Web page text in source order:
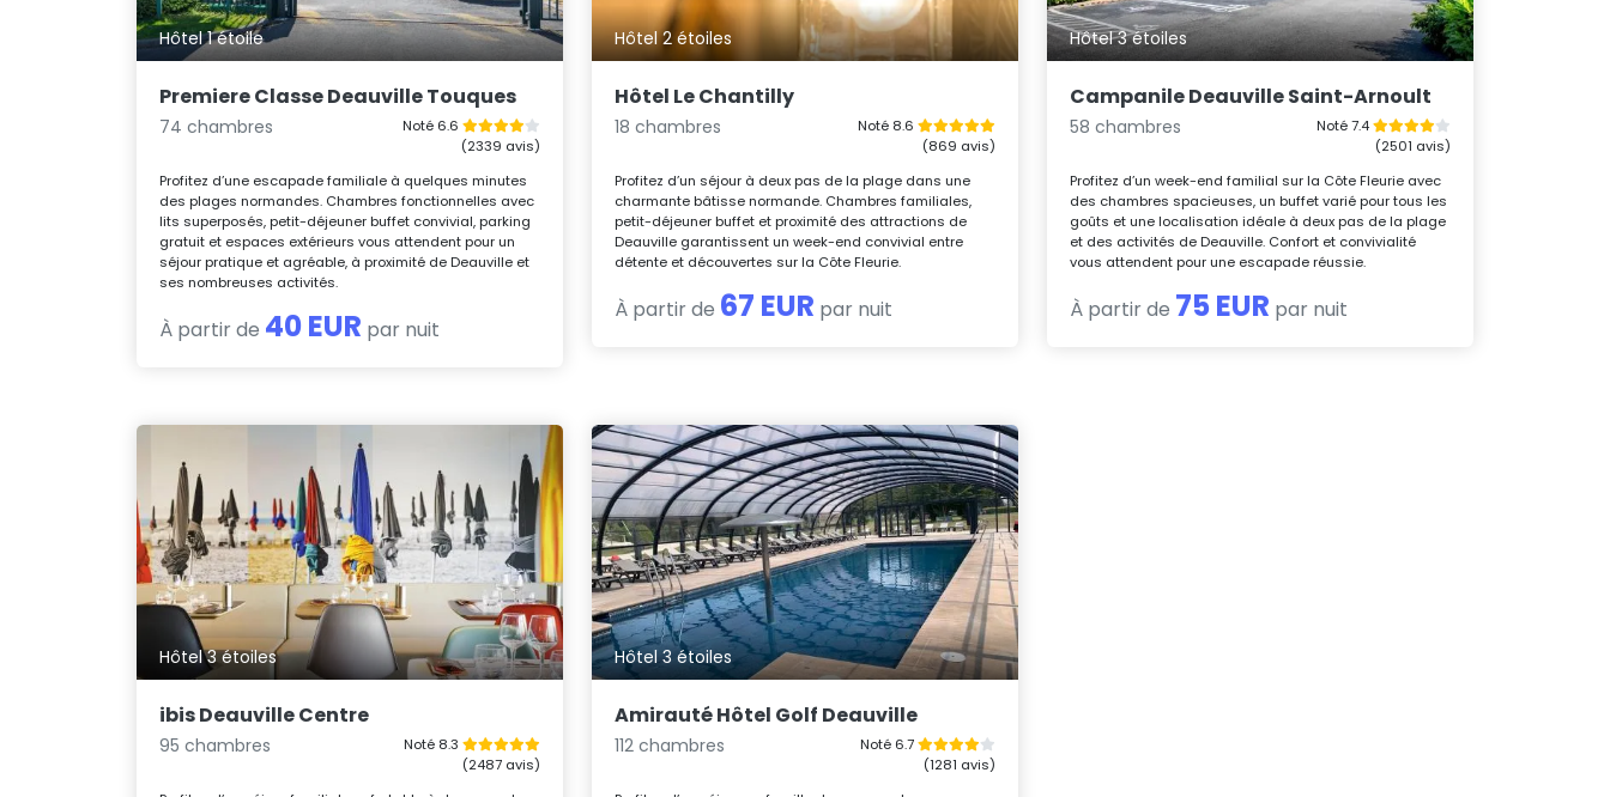
Hôtel 1 étoile
Premiere Classe Deauville Touques
74 chambres
Noté 6.6
(2339 avis)
Profitez d’une escapade familiale à quelques minutes
des plages normandes. Chambres fonctionnelles avec
lits superposés, petit-déjeuner buffet convivial, parking
gratuit et espaces extérieurs vous attendent pour un
séjour pratique et agréable, à proximité de Deauville et
ses nombreuses activités.
À partir de 40 EUR par nuit
Hôtel 2 étoiles
Hôtel Le Chantilly
18 chambres
Noté 8.6
(869 avis)
Profitez d’un séjour à deux pas de la plage dans une
charmante bâtisse normande. Chambres familiales,
petit-déjeuner buffet et proximité des attractions de
Deauville garantissent un week-end convivial entre
détente et découvertes sur la Côte Fleurie.
À partir de 67 EUR par nuit
Hôtel 3 étoiles
Campanile Deauville Saint-Arnoult
58 chambres
Noté 7.4
(2501 avis)
Profitez d’un week-end familial sur la Côte Fleurie avec
des chambres spacieuses, un buffet varié pour tous les
goûts et une localisation idéale à deux pas de la plage
et des activités de Deauville. Confort et convivialité
vous attendent pour une escapade réussie.
À partir de 75 EUR par nuit
Hôtel 3 étoiles
ibis Deauville Centre
95 chambres
Noté 8.3
(2487 avis)
Hôtel 3 étoiles
Amirauté Hôtel Golf Deauville
112 chambres
Noté 6.7
(1281 avis)